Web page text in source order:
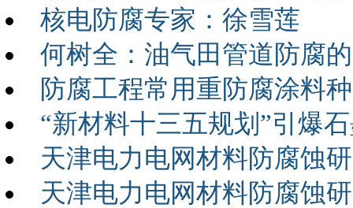
核电防腐专家：徐雪莲
何树全：油气田管道防腐
防腐工程常用重防腐涂料
“新材料十三五规划”引爆
天津电力电网材料防腐蚀
天津电力电网材料防腐蚀